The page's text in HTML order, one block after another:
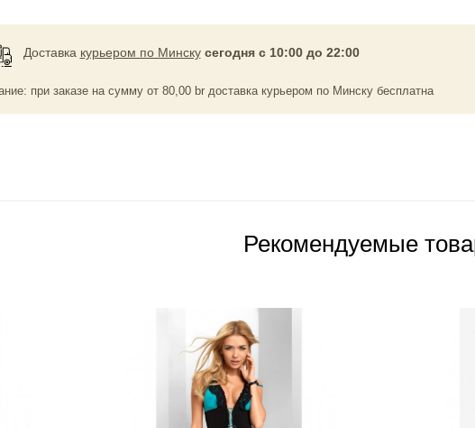
Доставка курьером по Минску сегодня с 10:00 до 22:00
при заказе на сумму от 80,00 br доставка курьером по Минску бесплатна
Рекомендуемые